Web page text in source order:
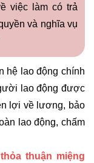
việc làm có trả
và nghĩa vụ
hệ lao động chính
lao động được
lợi về lương, bảo
lao động, chấm
thuận miệng